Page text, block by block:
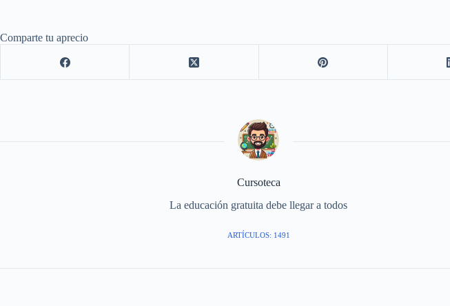
Comparte tu aprecio
Cursoteca
La educación gratuita debe llegar a todos
ARTÍCULOS: 1491